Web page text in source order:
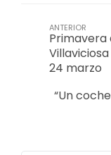
ANTERIOR
Primavera
24 marzo
“Un